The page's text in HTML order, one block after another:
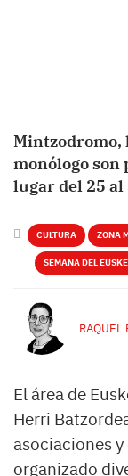
monólogo
lugar del 25
CULTURA ZONA
SEMANA DEL
RAQUEL
El área de
Herri
asociaciones
organizado